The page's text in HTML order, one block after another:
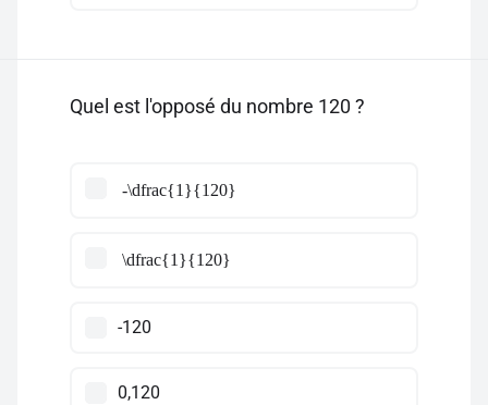
Quel est l'opposé du nombre 120 ?
-\dfrac{1}{120}
\dfrac{1}{120}
-120
0,120